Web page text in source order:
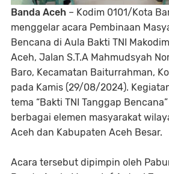
Banda Aceh – Kodim 0101/Kota
menggelar acara Pembinaan
Bencana di Aula Bakti TNI
Aceh, Jalan S.T.A Mahmudsyah
Baro, Kecamatan Baiturrahman,
pada Kamis (29/08/2024).
tema “Bakti TNI Tanggap
berbagai elemen masyarakat
Aceh dan Kabupaten Aceh Besar.
Acara tersebut dipimpin oleh